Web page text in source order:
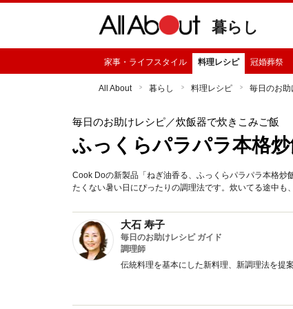
暮らし
家事・ライフスタイル 料理レシピ 冠婚葬祭
All About 暮らし 料理レシピ 毎日のお助
毎日のお助けレシピ／炊飯器で炊きこみご飯
ふっくらパラパラ本格
Cook Doの新製品「ねぎ油香る、ふっくらパラパラ本格
たくない暑い日にぴったりの調理法です。炊いてる途中も
大石 寿子
毎日のお助けレシピ ガイド
調理師
伝統料理を基本にした新料理、新調理法を提